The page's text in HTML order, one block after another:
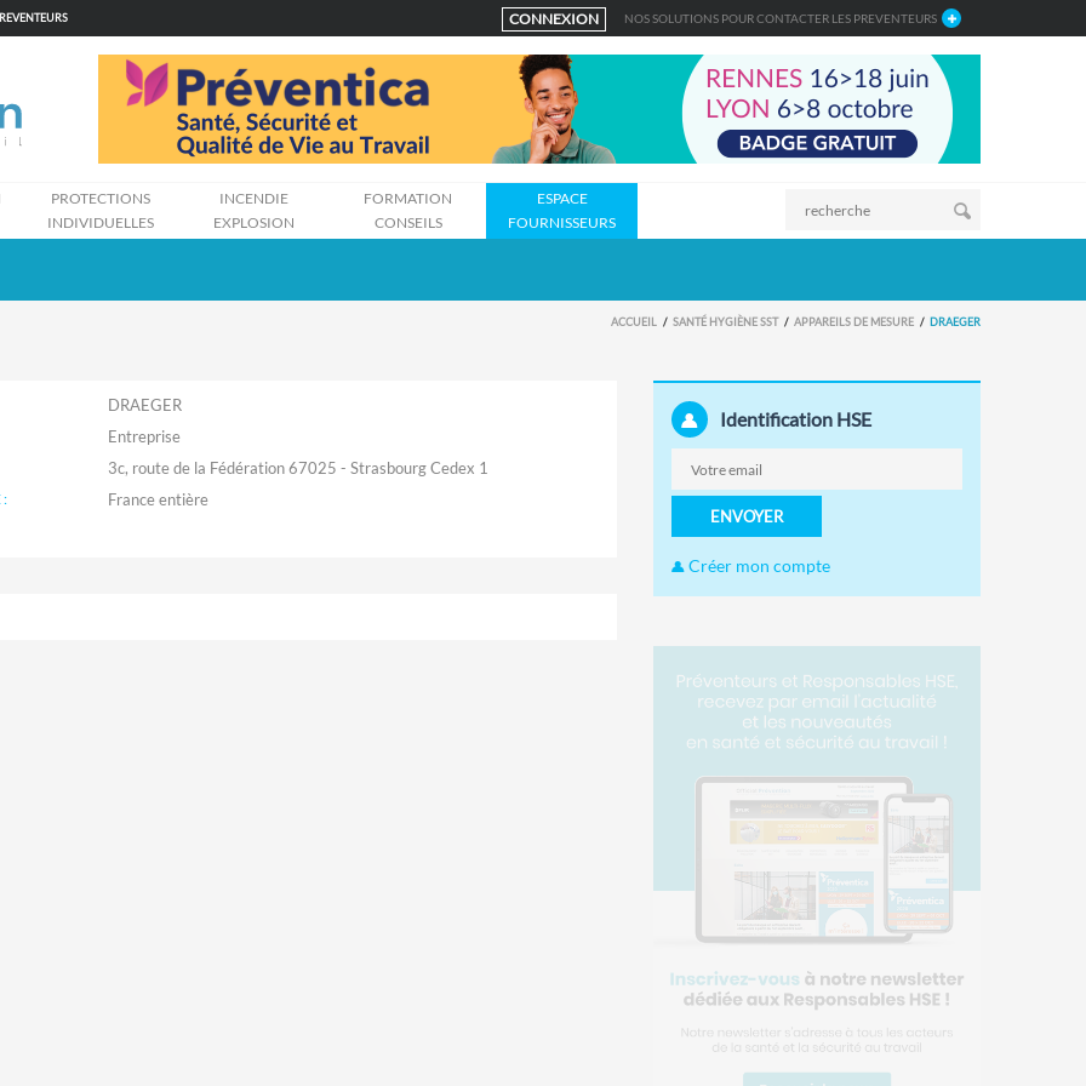
CONNEXION NOS SOLUTIONS POUR CONTACTER LES PREVENTEURS
PROTECTIONS
INDIVIDUELLES
INCENDIE
EXPLOSION
FORMATION
CONSEILS
ESPACE
FOURNISSEURS
ACCUEIL SANTÉ HYGIÈNE SST APPAREILS DE MESURE DRAEGER
DRAEGER
Entreprise
3c, route de la Fédération 67025 - Strasbourg Cedex 1
:
Identification HSE
ENVOYER
Créer mon compte